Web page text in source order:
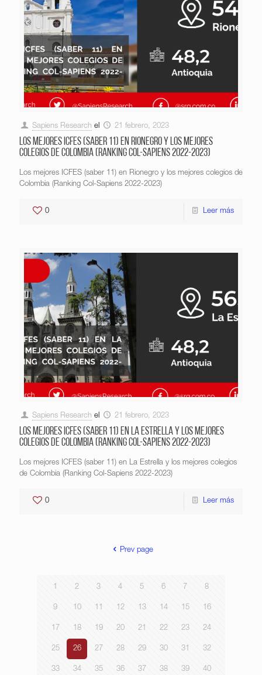
Sapiens Research el 21 febrero, 2023
Los mejores ICFES (saber 11) en Rionegro y los mejores
colegios de Colombia (Ranking Col-Sapiens 2022-2023)
Los mejores ICFES (saber 11) en Rionegro y los mejores colegios de
Colombia (Ranking Col-Sapiens 2022-2023)
0 Leer más
Sapiens Research el 21 febrero, 2023
Los mejores ICFES (saber 11) en La Estrella y los mejores
colegios de Colombia (Ranking Col-Sapiens 2022-2023)
Los mejores ICFES (saber 11) en La Estrella y los mejores colegios
de Colombia (Ranking Col-Sapiens 2022-2023)
0 Leer más
Prev page
1 2 3 4 5 6 7 8
9 10 11 12 13 14 15 16
17 18 19 20 21 22 23 24
25 26 27 28 29 30 31 32
33 34 35 36 37 38 39 40